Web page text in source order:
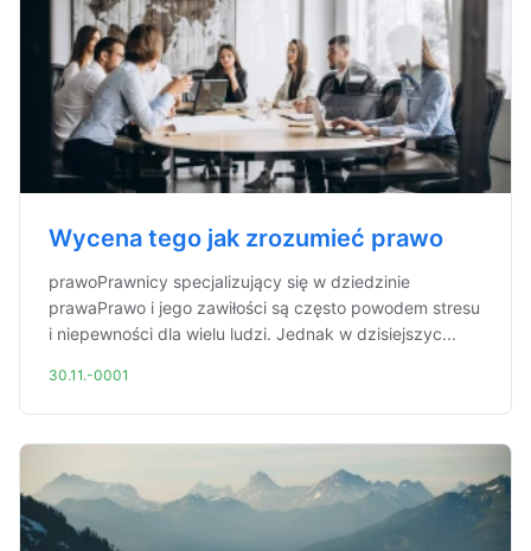
Wycena tego jak zrozumieć prawo
prawoPrawnicy specjalizujący się w dziedzinie
prawaPrawo i jego zawiłości są często powodem stresu
i niepewności dla wielu ludzi. Jednak w dzisiejszyc...
30.11.-0001